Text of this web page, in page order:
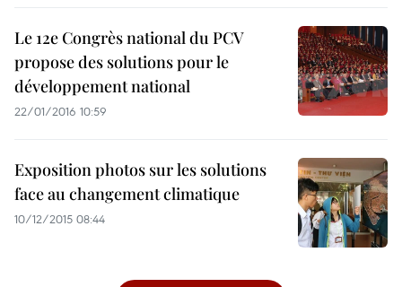
Le 12e Congrès national du PCV
propose des solutions pour le
développement national
22/01/2016 10:59
Exposition photos sur les solutions
face au changement climatique
10/12/2015 08:44